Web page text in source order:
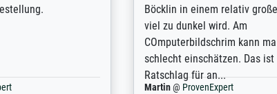
print - I am very
repertoire of prints to
will provide excellent service
regards to prints which are
repertoire. Highly
Anonym@ProvenExpert